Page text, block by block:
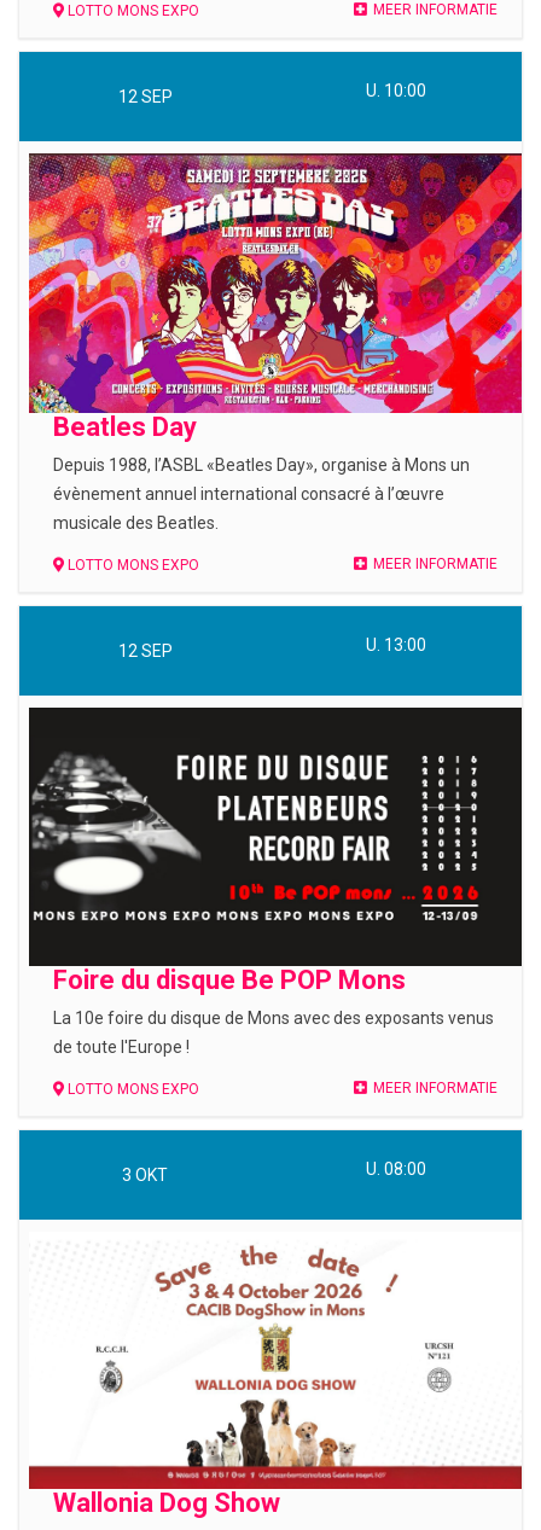
LOTTO MONS EXPO MEER INFORMATIE
12 SEP U. 10:00
Beatles Day
Depuis 1988, l’ASBL «Beatles Day», organise à Mons un
évènement annuel international consacré à l’œuvre
musicale des Beatles.
LOTTO MONS EXPO MEER INFORMATIE
12 SEP U. 13:00
Foire du disque Be POP Mons
La 10e foire du disque de Mons avec des exposants venus
de toute l'Europe !
LOTTO MONS EXPO MEER INFORMATIE
3 OKT U. 08:00
Wallonia Dog Show